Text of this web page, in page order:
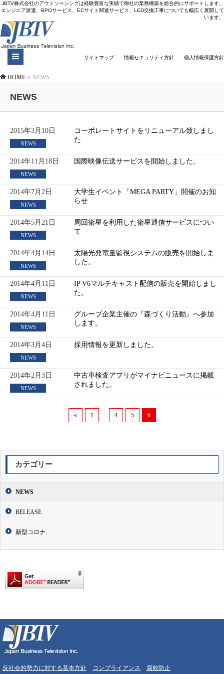
JBTV株式会社のアウトソーシングは経験豊富な実績で御社の業務構築を総合的にサポートします。
エンジニア派遣、BPOサービス、ECサイト関連サービス、LED交換工事についても幅広く展開して
います。
個人情報保護方針
情報セキュリティ方針
サイトマップ
HOME » NEWS
NEWS
2015年3月10日
NEWS
コーポレートサイトをリニューアル致しまし
た
2014年11月18日
NEWS
国際映像伝送サービスを開始しました。
2014年7月2日
NEWS
大学生イベント「MEGA PARTY」開催のお知
らせ
2014年5月21日
NEWS
周回衛星を利用した衛星通信サービスについ
て
2014年4月14日
NEWS
太陽光発電量監視システムの販売を開始しま
した。
2014年4月11日
NEWS
IP V6マルチキャスト配信の販売を開始しまし
た。
2014年4月11日
NEWS
グループ企業主催の『森づくり活動』へ参加
します。
2014年3月4日
NEWS
採用情報を更新しました。
2014年2月3日
NEWS
中古車検査アプリがマイナビニュースに掲載
されました。
« 1 … 4 5 6
カテゴリー
NEWS
RELEASE
新型コロナ
反社会的勢力に対する基本方針 コンプライアンス 腐敗防止